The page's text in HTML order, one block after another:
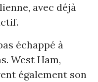
avec déjà
échappé à
West Ham,
également son